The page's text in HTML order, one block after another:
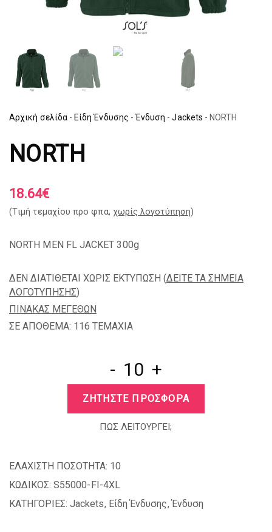
Αρχική σελίδα - Είδη Ένδυσης - Ένδυση - Jackets - NORTH
NORTH
18.64€
(Tιμή τεμαχίου προ φπα, χωρίς λογοτύπηση)
NORTH MEN FL JACKET 300g
ΔΕΝ ΔΙΑΤΙΘΕΤΑΙ ΧΩΡΙΣ ΕΚΤΥΠΩΣΗ (ΔΕΙΤΕ ΤΑ ΣΗΜΕΙΑ
ΛΟΓΟΤΥΠΗΣΗΣ)
ΠΙΝΑΚΑΣ ΜΕΓΕΘΩΝ
ΣΕ ΑΠΟΘΕΜΑ: 116 TEMAXIA
- +
ΖΗΤΗΣΤΕ ΠΡΟΣΦΟΡΑ
ΠΩΣ ΛΕΙΤΟΥΡΓΕΙ;
ΕΛΑΧΙΣΤΗ ΠΟΣΟΤΗΤΑ: 10
ΚΩΔΙΚΟΣ: S55000-FI-4XL
ΚΑΤΗΓΟΡΙΕΣ: Jackets, Είδη Ένδυσης,Ένδυση